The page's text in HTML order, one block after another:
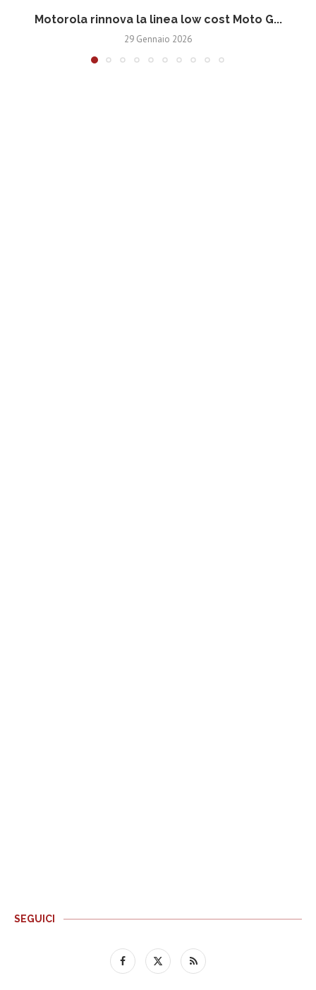
Motorola rinnova la linea low cost Moto G...
29 Gennaio 2026
SEGUICI